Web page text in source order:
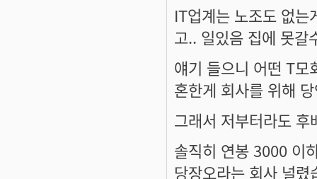
IT업계는 노조도 없
고.. 일있음 집에 못갈
얘기 들으니 어떤 T모
혼한게 회사를 위해
그래서 저부터라도
솔직히 연봉 3000 이
당장오라는 회사 널렸